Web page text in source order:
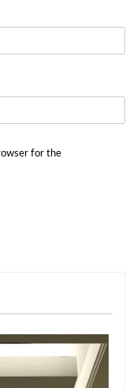
for the